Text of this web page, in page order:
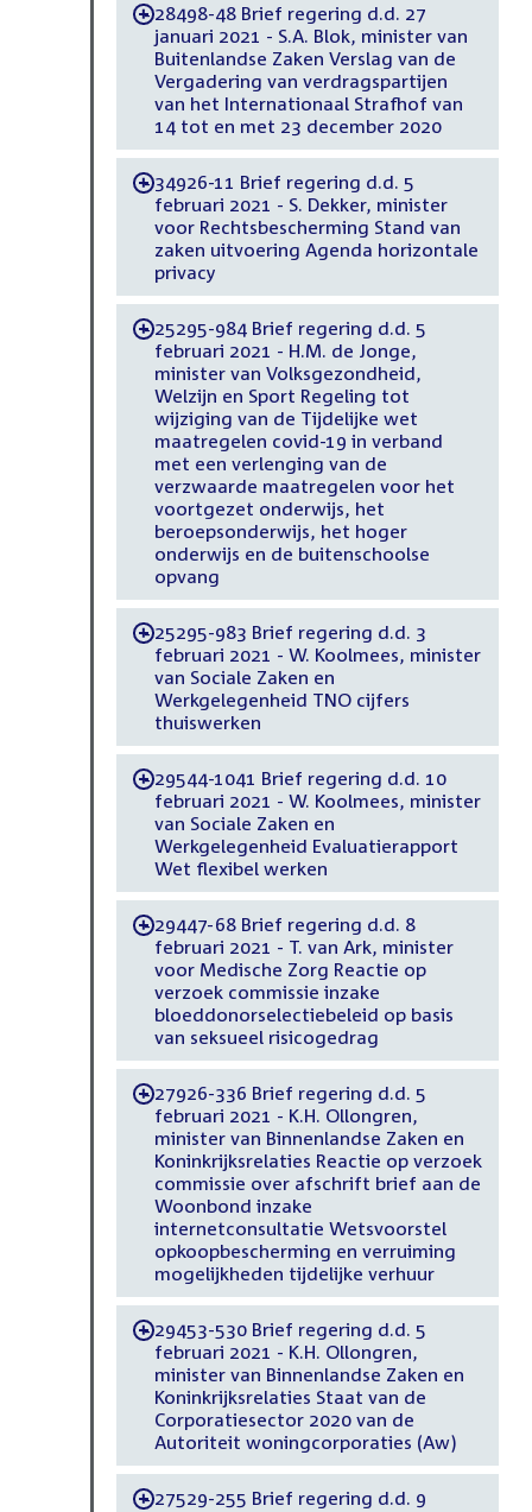
-28498-48 Brief regering d.d. 27
januari 2021 - S.A. Blok, minister van
Buitenlandse Zaken Verslag van de
Vergadering van verdragspartijen
van het Internationaal Strafhof van
14 tot en met 23 december 2020
-34926-11 Brief regering d.d. 5
februari 2021 - S. Dekker, minister
voor Rechtsbescherming Stand van
zaken uitvoering Agenda horizontale
privacy
-25295-984 Brief regering d.d. 5
februari 2021 - H.M. de Jonge,
minister van Volksgezondheid,
Welzijn en Sport Regeling tot
wijziging van de Tijdelijke wet
maatregelen covid-19 in verband
met een verlenging van de
verzwaarde maatregelen voor het
voortgezet onderwijs, het
beroepsonderwijs, het hoger
onderwijs en de buitenschoolse
opvang
-25295-983 Brief regering d.d. 3
februari 2021 - W. Koolmees, minister
van Sociale Zaken en
Werkgelegenheid TNO cijfers
thuiswerken
-29544-1041 Brief regering d.d. 10
februari 2021 - W. Koolmees, minister
van Sociale Zaken en
Werkgelegenheid Evaluatierapport
Wet flexibel werken
-29447-68 Brief regering d.d. 8
februari 2021 - T. van Ark, minister
voor Medische Zorg Reactie op
verzoek commissie inzake
bloeddonorselectiebeleid op basis
van seksueel risicogedrag
-27926-336 Brief regering d.d. 5
februari 2021 - K.H. Ollongren,
minister van Binnenlandse Zaken en
Koninkrijksrelaties Reactie op verzoek
commissie over afschrift brief aan de
Woonbond inzake
internetconsultatie Wetsvoorstel
opkoopbescherming en verruiming
mogelijkheden tijdelijke verhuur
-29453-530 Brief regering d.d. 5
februari 2021 - K.H. Ollongren,
minister van Binnenlandse Zaken en
Koninkrijksrelaties Staat van de
Corporatiesector 2020 van de
Autoriteit woningcorporaties (Aw)
-27529-255 Brief regering d.d. 9